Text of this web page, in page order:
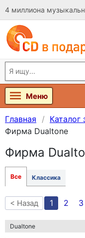
4 миллиона
Меню
Главная
Фирма Dualtone
Фирма
Все Классика
< Назад 1 2 3
Dualtone